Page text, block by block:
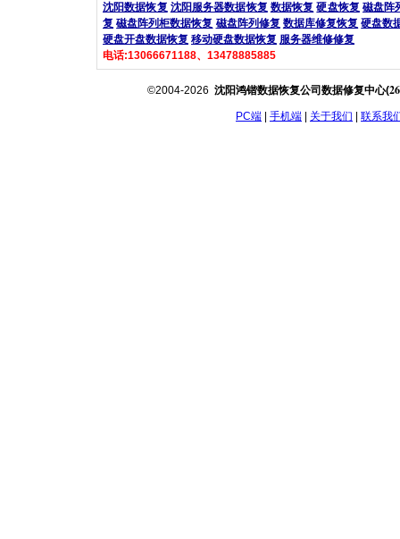
沈阳数据恢复 沈阳服务器数据恢复 数据恢复 硬盘恢复 磁盘阵
复 磁盘阵列柜数据恢复 磁盘阵列修复 数据库修复恢复 硬盘数
硬盘开盘数据恢复 移动硬盘数据恢复 服务器维修修复
电话:13066671188、13478885885
©2004-2026 沈阳鸿锴数据恢复公司数据修复中心(
PC端 手机端 关于我们 联系我